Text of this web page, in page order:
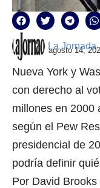
La Jornada
agosto 14,
Nueva York y
con derecho al
millones en 2000
según el Pew
presidencial de
podría definir
Por David